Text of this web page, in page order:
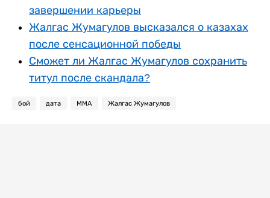
завершении карьеры
Жалгас Жумагулов высказался о казахах
после сенсационной победы
Сможет ли Жалгас Жумагулов сохранить
титул после скандала?
бой дата ММА Жалгас Жумагулов